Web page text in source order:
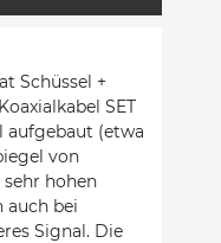
Schüssel +
SET
aufgebaut (etwa
von
hohen
auch bei
Signal. Die